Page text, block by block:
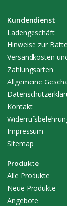
Kundendienst
Ladengeschäft
Hinweise zur
Versandkosten
Zahlungsarten
Allgemeine
Kontakt
Impressum
Sitemap
Produkte
Alle Produkte
Neue Produkte
Angebote